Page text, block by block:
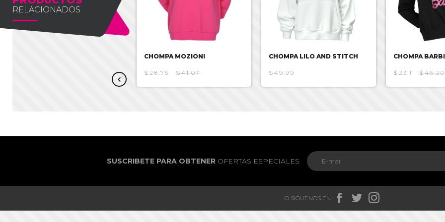
RELACIONADOS
CHOMPA MOZIONI
$28.75 $41.07
CHOMPA LILO AND STITCH
$49.99
CHOMPA
$23.1 $46.20
SUSCRIBETE PARA OBTENEROFERTAS ESPECIALES
O SIGUENOS EN   